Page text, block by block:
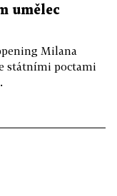
umělec
Milana
státními poctami